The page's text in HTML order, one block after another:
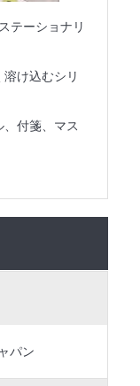
テーショナリ
け込むシリ
付箋、マス
パン